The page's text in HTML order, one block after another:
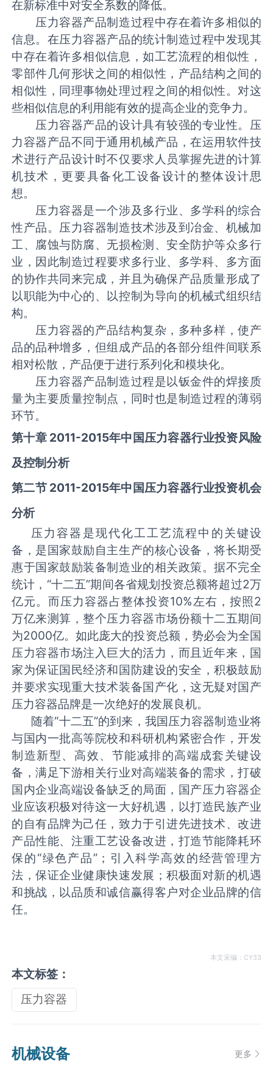
在新标准中对安全系数的降低。
压力容器产品制造过程中存在着许多相似的
信息。在压力容器产品的统计制造过程中发现其
中存在着许多相似信息，如工艺流程的相似性，
零部件几何形状之间的相似性，产品结构之间的
相似性，同理事物处理过程之间的相似性。对这
些相似信息的利用能有效的提高企业的竞争力。
压力容器产品的设计具有较强的专业性。压
力容器产品不同于通用机械产品，在运用软件技
术进行产品设计时不仅要求人员掌握先进的计算
机技术，更要具备化工设备设计的整体设计思
想。
压力容器是一个涉及多行业、多学科的综合
性产品。压力容器制造技术涉及到冶金、机械加
工、腐蚀与防腐、无损检测、安全防护等众多行
业，因此制造过程要求多行业、多学科、多方面
的协作共同来完成，并且为确保产品质量形成了
以职能为中心的、以控制为导向的机械式组织结
构。
压力容器的产品结构复杂，多种多样，使产
品的品种增多，但组成产品的各部分组件间联系
相对松散，产品便于进行系列化和模块化。
压力容器产品制造过程是以钣金件的焊接质
量为主要质量控制点，同时也是制造过程的薄弱
环节。
第十章2011-2015年中国压力容器行业投资风险
及控制分析
第二节2011-2015年中国压力容器行业投资机会
分析
压力容器是现代化工工艺流程中的关键设
备，是国家鼓励自主生产的核心设备，将长期受
惠于国家鼓励装备制造业的相关政策。据不完全
统计，“十二五”期间各省规划投资总额将超过2万
亿元。而压力容器占整体投资10%左右，按照2
万亿来测算，整个压力容器市场份额十二五期间
为2000亿。如此庞大的投资总额，势必会为全国
压力容器市场注入巨大的活力，而且近年来，国
家为保证国民经济和国防建设的安全，积极鼓励
并要求实现重大技术装备国产化，这无疑对国产
压力容器品牌是一次绝好的发展良机。
随着“十二五”的到来，我国压力容器制造业将
与国内一批高等院校和科研机构紧密合作，开发
制造新型、高效、节能减排的高端成套关键设
备，满足下游相关行业对高端装备的需求，打破
国内企业高端设备缺乏的局面，国产压力容器企
业应该积极对待这一大好机遇，以打造民族产业
的自有品牌为己任，致力于引进先进技术、改进
产品性能、注重工艺设备改进，打造节能降耗环
保的“绿色产品”；引入科学高效的经营管理方
法，保证企业健康快速发展；积极面对新的机遇
和挑战，以品质和诚信赢得客户对企业品牌的信
任。
本文采编：CY33
本文标签：
压力容器
机械设备 更多